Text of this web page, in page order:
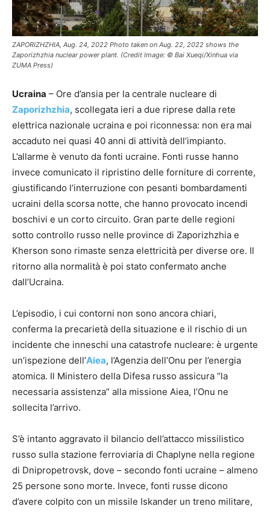
ZAPORIZHZHIA, Aug. 24, 2022 Photo taken on Aug. 22, 2022 shows the
Zaporizhzhia nuclear power plant. (Credit Image: © Bai Xueqi/Xinhua via
ZUMA Press)
Ucraina – Ore d’ansia per la centrale nucleare di
Zaporizhzhia, scollegata ieri a due riprese dalla rete
elettrica nazionale ucraina e poi riconnessa: non era mai
accaduto nei quasi 40 anni di attività dell’impianto.
L’allarme è venuto da fonti ucraine. Fonti russe hanno
invece comunicato il ripristino delle forniture di corrente,
giustificando l’interruzione con pesanti bombardamenti
ucraini della scorsa notte, che hanno provocato incendi
boschivi e un corto circuito. Gran parte delle regioni
sotto controllo russo nelle province di Zaporizhzhia e
Kherson sono rimaste senza elettricità per diverse ore. Il
ritorno alla normalità è poi stato confermato anche
dall’Ucraina.
L’episodio, i cui contorni non sono ancora chiari,
conferma la precarietà della situazione e il rischio di un
incidente che inneschi una catastrofe nucleare: è urgente
un’ispezione dell’Aiea, l’Agenzia dell’Onu per l’energia
atomica. Il Ministero della Difesa russo assicura “la
necessaria assistenza” alla missione Aiea, l’Onu ne
sollecita l’arrivo.
S’è intanto aggravato il bilancio dell’attacco missilistico
russo sulla stazione ferroviaria di Chaplyne nella regione
di Dnipropetrovsk, dove – secondo fonti ucraine – almeno
25 persone sono morte. Invece, fonti russe dicono
d’avere colpito con un missile Iskander un treno militare,